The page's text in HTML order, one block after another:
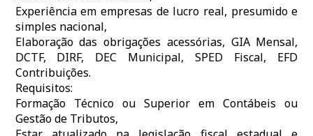
Experiência em empresas de lucro real, presumido e
simples nacional,
Elaboração das obrigações acessórias, GIA Mensal,
DCTF, DIRF, DEC Municipal, SPED Fiscal, EFD
Contribuições.
Requisitos:
Formação Técnico ou Superior em Contábeis ou
Gestão de Tributos,